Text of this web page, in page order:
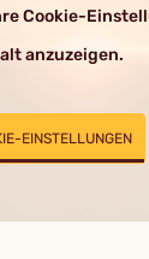
Cookie-
anzuzeigen.
EINSTELLUNGEN